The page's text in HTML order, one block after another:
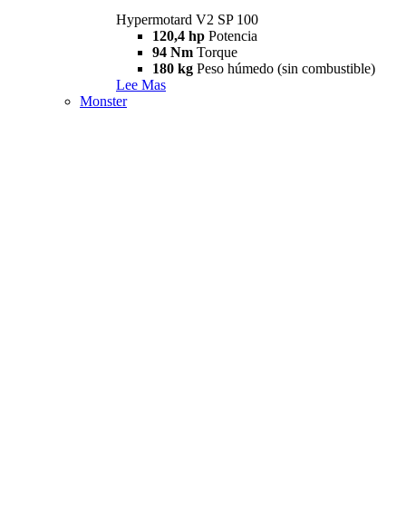
Hypermotard V2 SP 100
120,4 hp Potencia
94 Nm Torque
180 kg Peso húmedo (sin combustible)
Lee Mas
Monster